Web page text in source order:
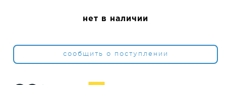
нет в наличии
сообщить о поступлении